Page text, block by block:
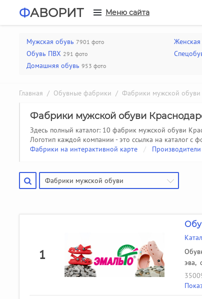
ФАВОРИТ Меню сайта
Мужская обувь 7901 фото Женская
Обувь ПВХ 291 фото
Домашняя обувь 953 фото
Главная / Обувные фабрики / Фабрики мужской обуви
Фабрики мужской обуви
Здесь полный каталог: 10 фабрик мужской обуви
Логотип каждой компании - это ссылка на каталог с
Фабрики на интерактивной карте
/
Фабрики мужской обуви
1
эва,